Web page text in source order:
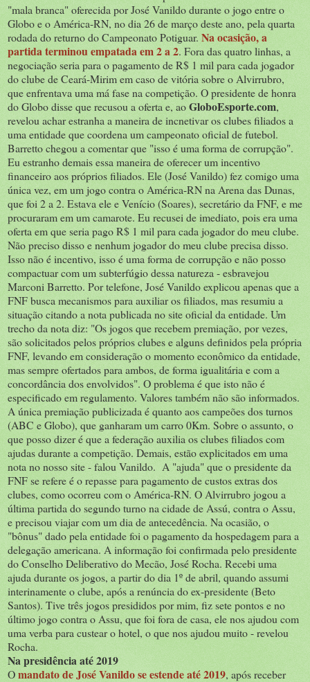
"mala branca" oferecida por José Vanildo durante o jogo entre o
Globo e o América-RN, no dia 26 de março deste ano, pela quarta
rodada do returno do Campeonato Potiguar. Na ocasição, a
partida terminou empatada em 2 a 2. Fora das quatro linhas, a
negociação seria para o pagamento de R$ 1 mil para cada jogador
do clube de Ceará-Mirim em caso de vitória sobre o Alvirrubro,
que enfrentava uma má fase na competição. O presidente de honra
do Globo disse que recusou a oferta e, aoGloboEsporte.com,
revelou achar estranha a maneira de incnetivar os clubes filiados a
uma entidade que coordena um campeonato oficial de futebol.
Barretto chegou a comentar que "isso é uma forma de corrupção".
Eu estranho demais essa maneira de oferecer um incentivo
financeiro aos próprios filiados. Ele (José Vanildo) fez comigo uma
única vez, em um jogo contra o América-RN na Arena das Dunas,
que foi 2 a 2. Estava ele e Venício (Soares), secretário da FNF, e me
procuraram em um camarote. Eu recusei de imediato, pois era uma
oferta em que seria pago R$ 1 mil para cada jogador do meu clube.
Não preciso disso e nenhum jogador do meu clube precisa disso.
Isso não é incentivo, isso é uma forma de corrupção e não posso
compactuar com um subterfúgio dessa natureza - esbravejou
Marconi Barretto. Por telefone, José Vanildo explicou apenas que a
FNF busca mecanismos para auxiliar os filiados, mas resumiu a
situação citando a nota publicada no site oficial da entidade. Um
trecho da nota diz: "Os jogos que recebem premiação, por vezes,
são solicitados pelos próprios clubes e alguns definidos pela própria
FNF, levando em consideração o momento econômico da entidade,
mas sempre ofertados para ambos, de forma igualitária e com a
concordância dos envolvidos". O problema é que isto não é
especificado em regulamento. Valores também não são informados.
A única premiação publicizada é quanto aos campeões dos turnos
(ABC e Globo), que ganharam um carro 0Km. Sobre o assunto, o
que posso dizer é que a federação auxilia os clubes filiados com
ajudas durante a competição. Demais, estão explicitados em uma
nota no nosso site - falou Vanildo. A "ajuda" que o presidente da
FNF se refere é o repasse para pagamento de custos extras dos
clubes, como ocorreu com o América-RN. O Alvirrubro jogou a
última partida do segundo turno na cidade de Assú, contra o Assu,
e precisou viajar com um dia de antecedência. Na ocasião, o
"bônus" dado pela entidade foi o pagamento da hospedagem para a
delegação americana. A informação foi confirmada pelo presidente
do Conselho Deliberativo do Mecão, José Rocha. Recebi uma
ajuda durante os jogos, a partir do dia 1º de abril, quando assumi
interinamente o clube, após a renúncia do ex-presidente (Beto
Santos). Tive três jogos presididos por mim, fiz sete pontos e no
último jogo contra o Assu, que foi fora de casa, ele nos ajudou com
uma verba para custear o hotel, o que nos ajudou muito - revelou
Rocha.
Na presidência até 2019
Omandato de José Vanildo se estende até 2019, após receber